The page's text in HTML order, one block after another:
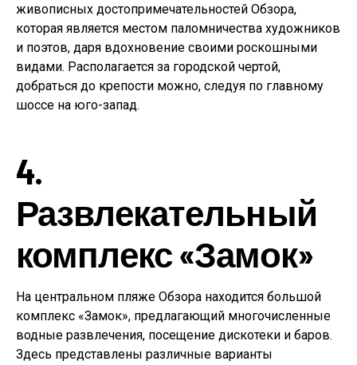
живописных достопримечательностей Обзора,
которая является местом паломничества художников
и поэтов, даря вдохновение своими роскошными
видами. Располагается за городской чертой,
добраться до крепости можно, следуя по главному
шоссе на юго-запад.
4.
Развлекательный
комплекс «Замок»
На центральном пляже Обзора находится большой
комплекс «Замок», предлагающий многочисленные
водные развлечения, посещение дискотеки и баров.
Здесь представлены различные варианты